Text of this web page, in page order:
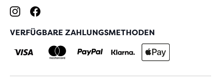
VERFÜGBARE ZAHLUNGSMETHODEN